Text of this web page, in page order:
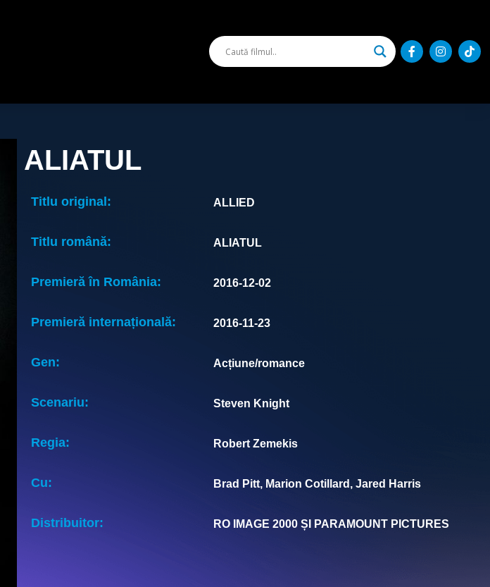
ALIATUL
Titlu original: ALLIED
Titlu română: ALIATUL
Premieră în România: 2016-12-02
Premieră internațională: 2016-11-23
Gen: Acțiune/romance
Scenariu: Steven Knight
Regia: Robert Zemekis
Cu: Brad Pitt, Marion Cotillard, Jared Harris
Distribuitor: RO IMAGE 2000 ȘI PARAMOUNT PICTURES